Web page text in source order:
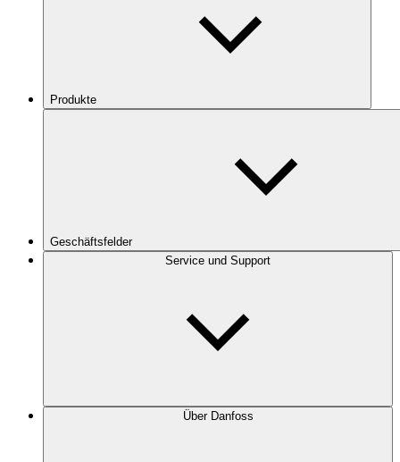
Produkte
Geschäftsfelder
Service und Support
Über Danfoss